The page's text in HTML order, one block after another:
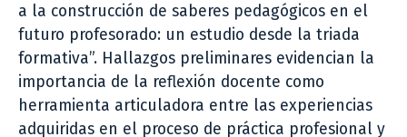
a la construcción de saberes pedagógicos en el
futuro profesorado: un estudio desde la triada
formativa”. Hallazgos preliminares evidencian la
importancia de la reflexión docente como
herramienta articuladora entre las experiencias
adquiridas en el proceso de práctica profesional y